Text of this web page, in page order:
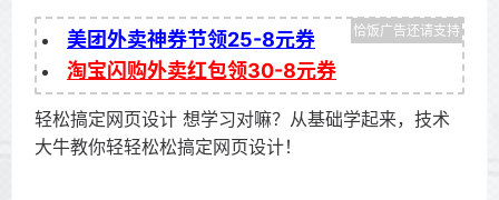
美团外卖神券节领25-8元券
淘宝闪购外卖红包领30-8元券
轻松搞定网页设计 想学习对嘛？从基础学起来，技术
大牛教你轻轻松松搞定网页设计！